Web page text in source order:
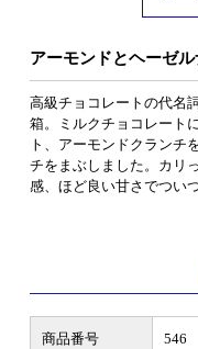
アーモンドとヘーゼ
高級チョコレートの代名
箱。ミルクチョコレート
ト、アーモンドクランチ
チをまぶしました。カリ
感、ほど良い甘さでつい
商品番号 546